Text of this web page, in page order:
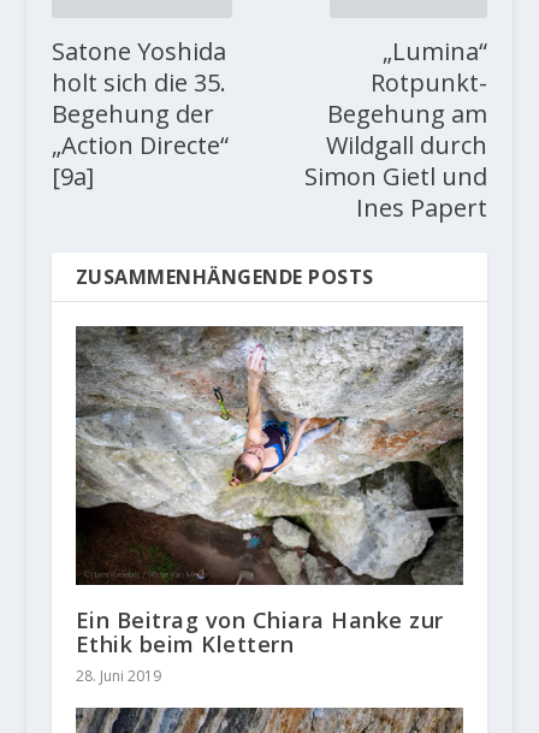
Satone Yoshida
holt sich die 35.
Begehung der
„Action Directe“
[9a]
„Lumina“
Rotpunkt-
Begehung am
Wildgall durch
Simon Gietl und
Ines Papert
ZUSAMMENHÄNGENDE POSTS
Ein Beitrag von Chiara Hanke zur
Ethik beim Klettern
28. Juni 2019